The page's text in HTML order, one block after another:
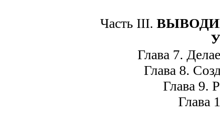
Часть III.
Глава 7.
Глава 8.
Глава 9.
Глава